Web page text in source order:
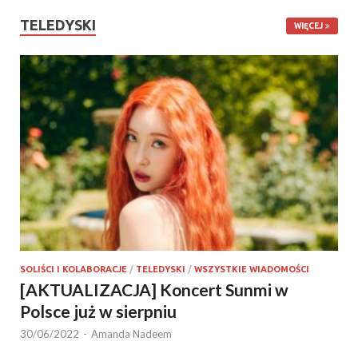
TELEDYSKI WIĘCEJ
SOLIŚCI I KOLABORACJE / TELEDYSKI / WSZYSTKIE WIADOMOŚCI
[AKTUALIZACJA] Koncert Sunmi w
Polsce już w sierpniu
30/06/2022 - Amanda Nadeem